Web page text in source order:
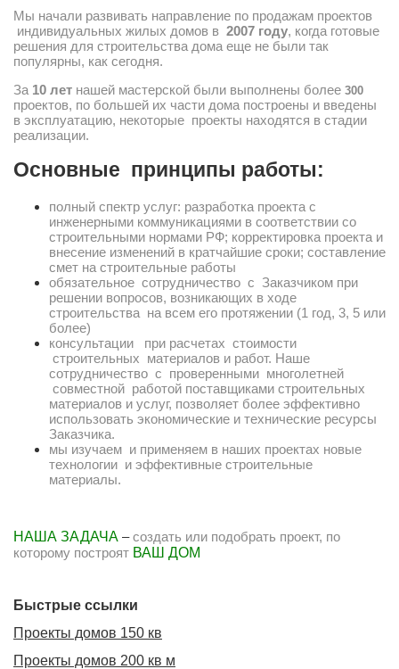
Габариты
8х8
8х9
8х10
8х11
8х12
9х9
9х11
9х12
10х10
10х12
10х14
11х11
11х13
11х14
11х15
12х14
Газобетон
Керамблок
Кирпич
Керамзитобетонный блок
Мы начали развивать направление по продажам проектов
индивидуальных жилых домов в 2007 году, когда готовые
решения для строительства дома еще не были так
популярны, как сегодня.
За 10 лет нашей мастерской были выполнены более 300
проектов, по большей их части дома построены и введены
в эксплуатацию, некоторые проекты находятся в стадии
реализации.
Основные принципы работы:
полный спектр услуг: разработка проекта с
инженерными коммуникациями в соответствии со
строительными нормами РФ; корректировка проекта и
внесение изменений в кратчайшие сроки; составление
смет на строительные работы
обязательное сотрудничество с Заказчиком при
решении вопросов, возникающих в ходе
строительства на всем его протяжении (1 год, 3, 5 или
более)
консультации при расчетах стоимости
строительных материалов и работ. Наше
сотрудничество с проверенными многолетней
совместной работой поставщиками строительных
материалов и услуг, позволяет более эффективно
использовать экономические и технические ресурсы
Заказчика.
мы изучаем и применяем в наших проектах новые
технологии и эффективные строительные
материалы.
НАША ЗАДАЧА –создать или подобрать проект, по
которому построят ВАШ ДОМ
Быстрые ссылки
Проекты домов 150 кв
Проекты домов 200 кв м